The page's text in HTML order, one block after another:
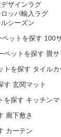
ザインラグ
ロッパ輸入ラグ
シーズン
100
畳サ
タイル
玄関マット
キッチンマ
廊下敷き
カーテン